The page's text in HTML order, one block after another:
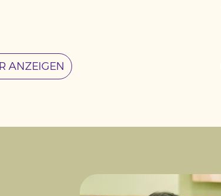
ANZEIGEN